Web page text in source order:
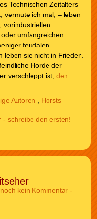
Technischen Zeitalters –
vermute ich mal, – leben
vorindustriellen
umfangreichen
feudalen
leben sie nicht in Frieden.
Horde der
verschleppt ist, den
Autoren , Horsts
- schreibe den ersten!
noch kein Kommentar -